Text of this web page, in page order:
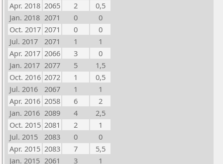
Apr. 2018 2065 2
0,5
Jan. 2018 2071 0
0
Oct. 2017 2071 0
0
Jul. 2017
2071 1
1
Apr. 2017 2066 3
0
Jan. 2017 2077 5
1,5
Oct. 2016 2072 1
0,5
Jul. 2016
2067 1
1
Apr. 2016 2058 6
2
Jan. 2016 2089 4
2,5
Oct. 2015 2081 2
1
Jul. 2015
2083 0
0
Apr. 2015 2083 7
5,5
Jan. 2015 2061 3
1